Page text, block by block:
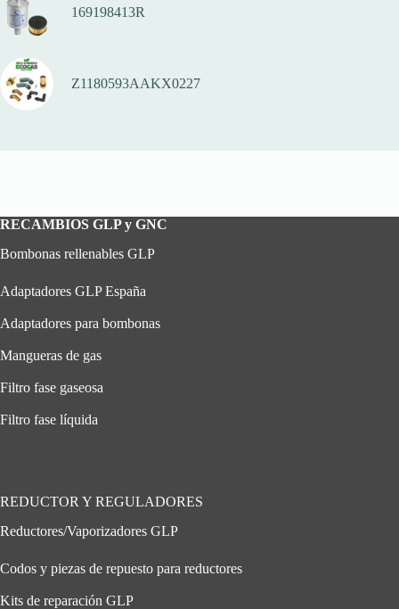
169198413R
Z1180593AAKX0227
RECAMBIOS GLP y GNC
Bombonas rellenables GLP
Adaptadores GLP España
Adaptadores para bombonas
Mangueras de gas
Filtro fase gaseosa
Filtro fase líquida
REDUCTOR Y REGULADORES
Reductores/Vaporizadores GLP
Codos y piezas de repuesto para reductores
Kits de reparación GLP